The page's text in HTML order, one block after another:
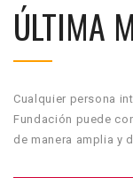
ÚLTIMA
Cualquier persona
Fundación puede
de manera amplia y